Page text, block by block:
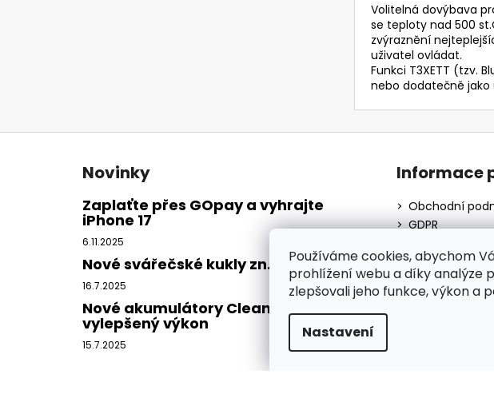
Používáme cookies, abychom
prohlížení webu a díky analýze
zlepšovali jeho funkce, výkon a
Nastavení
Volitelná dovýbava
se teploty nad 500
zvýraznění
uživatel ovládat.
Funkci T3XETT (tzv.
nebo dodatečně jako
Z
Novinky
Zaplaťte přes GOpay a vyhrajte
iPhone 17
6.11.2025
Nové svářečské kukly zn. CleanAIR
16.7.2025
Nové akumulátory CleanAIR -
vylepšený výkon
15.7.2025
Informace
Obchodní
GDPR
Moje
Blog